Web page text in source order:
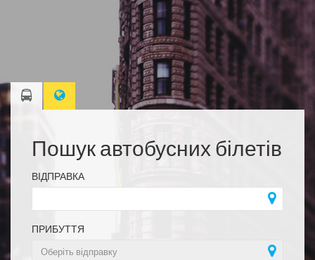
Пошук автобусних білетів
ВІДПРАВКА
ПРИБУТТЯ